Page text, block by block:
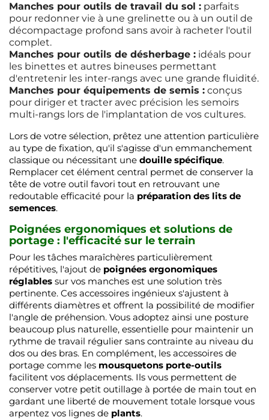
Manches pour outils de travail du sol : parfaits
pour redonner vie à une grelinette ou à un outil de
décompactage profond sans avoir à racheter l'outil
complet.
Manches pour outils de désherbage : idéals pour
les binettes et autres bineuses permettant
d'entretenir les inter-rangs avec une grande fluidité.
Manches pour équipements de semis : conçus
pour diriger et tracter avec précision les semoirs
multi-rangs lors de l'implantation de vos cultures.
Lors de votre sélection, prêtez une attention particulière
au type de fixation, qu'il s'agisse d'un emmanchement
classique ou nécessitant une douille spécifique.
Remplacer cet élément central permet de conserver la
tête de votre outil favori tout en retrouvant une
redoutable efficacité pour la préparation des lits de
semences.
Poignées ergonomiques et solutions de
portage : l'efficacité sur le terrain
Pour les tâches maraîchères particulièrement
répétitives, l'ajout de poignées ergonomiques
réglables sur vos manches est une solution très
pertinente. Ces accessoires ingénieux s'ajustent à
différents diamètres et offrent la possibilité de modifier
l'angle de préhension. Vous adoptez ainsi une posture
beaucoup plus naturelle, essentielle pour maintenir un
rythme de travail régulier sans contrainte au niveau du
dos ou des bras. En complément, les accessoires de
portage comme les mousquetons porte-outils
facilitent vos déplacements. Ils vous permettent de
conserver votre petit outillage à portée de main tout en
gardant une liberté de mouvement totale lorsque vous
arpentez vos lignes de plants.